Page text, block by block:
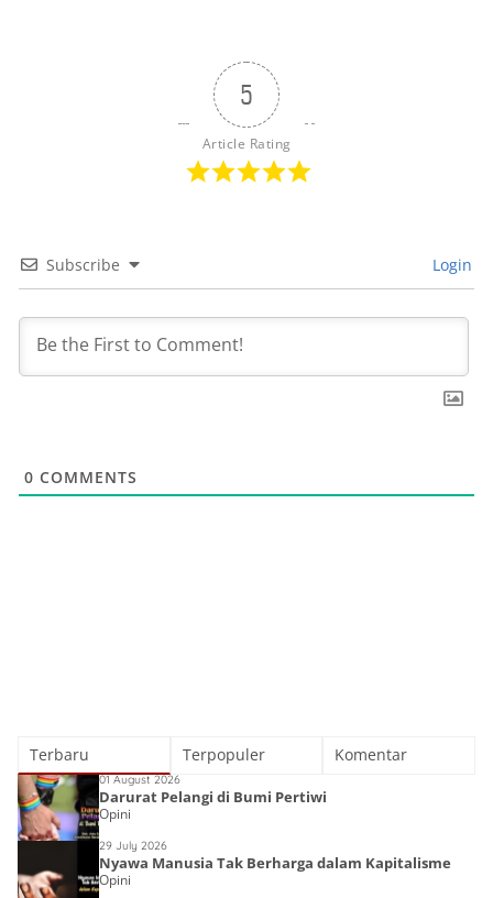
5
Article Rating
Subscribe Login
0 COMMENTS
Terbaru Terpopuler Komentar
01 August 2026
Darurat Pelangi di Bumi Pertiwi
Opini
29 July 2026
Nyawa Manusia Tak Berharga dalam Kapitalisme
Opini